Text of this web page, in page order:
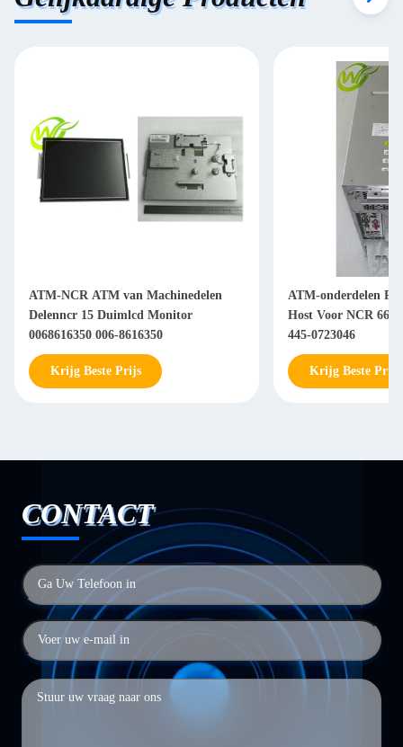
ATM-NCR ATM van Machinedelen
Delenncr 15 Duimlcd Monitor
0068616350 006-8616350
Krijg Beste Prijs
ATM-onderdelen
Host Voor NCR
445-0723046
Krijg Beste Prijs
CONTACT